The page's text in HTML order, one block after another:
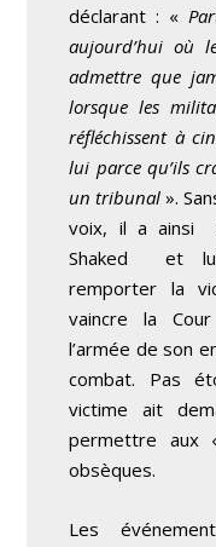
déclarant : «
aujourd’hui où
admettre que
lorsque les
réfléchissent à
lui parce qu’ils
un tribunal ».
voix, il a ainsi
Shaked et
remporter la
vaincre la
l’armée de son
combat. Pas
victime ait
permettre aux
obsèques.
Les